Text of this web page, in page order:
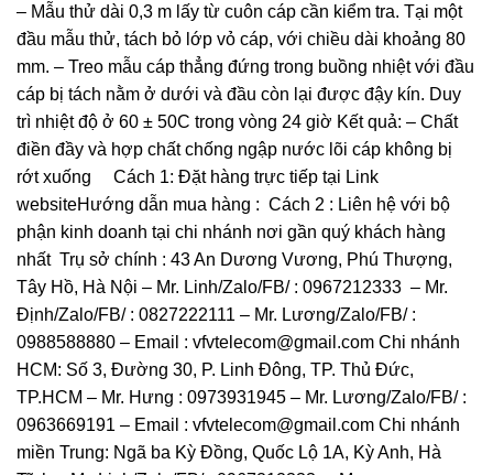
– Mẫu thử dài 0,3 m lấy từ cuôn cáp cần kiểm tra. Tại một
đầu mẫu thử, tách bỏ lớp vỏ cáp, với chiều dài khoảng 80
mm. – Treo mẫu cáp thẳng đứng trong buồng nhiệt với đầu
cáp bị tách nằm ở dưới và đầu còn lại được đậy kín. Duy
trì nhiệt độ ở 60 ± 50C trong vòng 24 giờ Kết quả: – Chất
điền đầy và hợp chất chống ngập nước lõi cáp không bị
rớt xuống Cách 1: Đặt hàng trực tiếp tại Link
websiteHướng dẫn mua hàng : Cách 2 : Liên hệ với bộ
phận kinh doanh tại chi nhánh nơi gần quý khách hàng
nhất Trụ sở chính : 43 An Dương Vương, Phú Thượng,
Tây Hồ, Hà Nội – Mr. Linh/Zalo/FB/ : 0967212333 – Mr.
Định/Zalo/FB/ : 0827222111 – Mr. Lương/Zalo/FB/ :
0988588880 – Email : vfvtelecom@gmail.com Chi nhánh
HCM: Số 3, Đường 30, P. Linh Đông, TP. Thủ Đức,
TP.HCM – Mr. Hưng : 0973931945 – Mr. Lương/Zalo/FB/ :
0963669191 – Email : vfvtelecom@gmail.com Chi nhánh
miền Trung: Ngã ba Kỳ Đồng, Quốc Lộ 1A, Kỳ Anh, Hà